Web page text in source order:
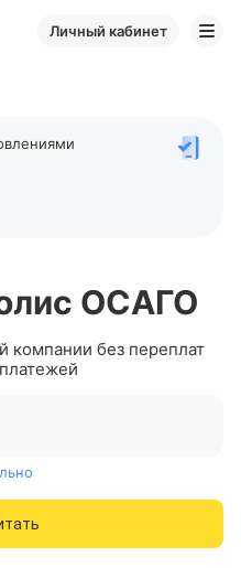
Личный кабинет
ОСАГО
компании без переплат